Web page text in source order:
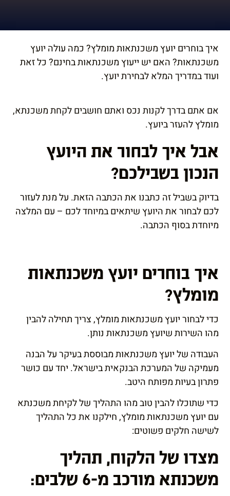
font_download סמן קישורים
לאפס
את
כל
השארת משוב
איך בוחרים יועץ משכנתאות מומלץ? כמה עולה יועץ
משכנתאות? האם יש ייעוץ משכנתאות בחינם? כל זאת
ועוד במדריך המלא לבחירת יועץ.
אם אתם בדרך לקנות נכס ואתם חושבים לקחת משכנתא,
מומלץ להעזר ביועץ.
אבל איך לבחור את היועץ
הנכון בשבילכם?
בדיוק בשביל זה כתבנו את הכתבה הזאת. על מנת לעזור
לכם לבחור את היועץ שיתאים במיוחד לכם – עם המלצה
מיוחדת בסוף הכתבה.
איך בוחרים יועץ משכנתאות
מומלץ?
כדי לבחור יועץ משכנתאות מומלץ, צריך תחילה להבין
מהו השירות שיועץ משכנתאות נותן.
העבודה של יועץ משכנתאות מבוססת בעיקר על הבנה
מעמיקה של המערכת הבנקאית בישראל. יחד עם כושר
פתרון בעיות מפותח היטב.
כדי שתוכלו להבין טוב מהו התהליך של לקיחת משכנתא
עם יועץ משכנתאות מומלץ, חילקנו את כל התהליך
לשישה חלקים פשוטים:
מצדו של הלקוח, תהליך
משכנתא מורכב מ-6 שלבים: